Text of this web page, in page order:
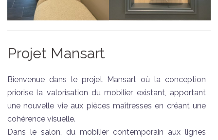
Projet Mansart
Bienvenue dans le projet Mansart où la conception
priorise la valorisation du mobilier existant, apportant
une nouvelle vie aux pièces maîtresses en créant une
cohérence visuelle.
Dans le salon, du mobilier contemporain aux lignes